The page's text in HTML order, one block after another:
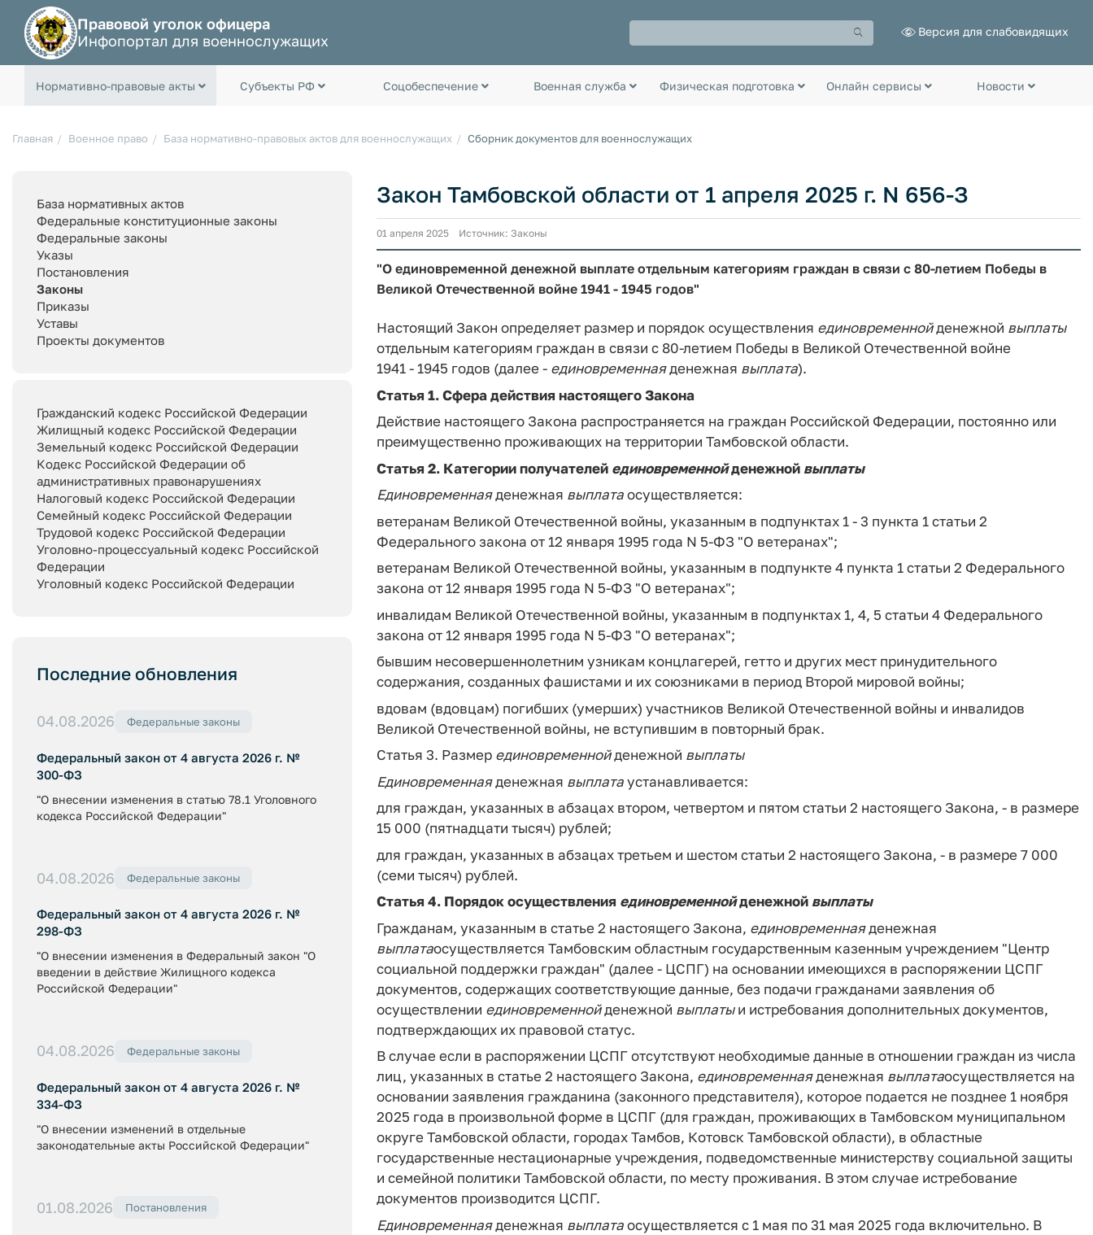
Правовой уголок офицера
Инфопортал для военнослужащих
Версия для слабовидящих
Нормативно-правовые акты Субъекты РФ Соцобеспечение Военная служба Физическая подготовка Онлайн сервисы Новости
Главная Военное право База нормативно-правовых актов для военнослужащих Сборник документов для военнослужащих
База нормативных актов
Федеральные конституционные законы
Федеральные законы
Указы
Постановления
Законы
Приказы
Уставы
Проекты документов
Гражданский кодекс Российской Федерации
Жилищный кодекс Российской Федерации
Земельный кодекс Российской Федерации
Кодекс Российской Федерации об
административных правонарушениях
Налоговый кодекс Российской Федерации
Семейный кодекс Российской Федерации
Трудовой кодекс Российской Федерации
Уголовно-процессуальный кодекс Российской
Федерации
Уголовный кодекс Российской Федерации
Последние обновления
04.08.2026 Федеральные законы
Федеральный закон от 4 августа 2026 г. №
300-ФЗ
"О внесении изменения в статью 78.1 Уголовного
кодекса Российской Федерации"
04.08.2026 Федеральные законы
Федеральный закон от 4 августа 2026 г. №
298-ФЗ
"О внесении изменения в Федеральный закон "О
введении в действие Жилищного кодекса
Российской Федерации"
04.08.2026 Федеральные законы
Федеральный закон от 4 августа 2026 г. №
334-ФЗ
"О внесении изменений в отдельные
законодательные акты Российской Федерации"
01.08.2026 Постановления
Закон Тамбовской области от 1 апреля 2025 г. N 656-З
01 апреля 2025 Источник: Законы
"О единовременной денежной выплате отдельным категориям граждан в связи с 80-летием Победы в
Великой Отечественной войне 1941 - 1945 годов"
Настоящий Закон определяет размер и порядок осуществления единовременнойденежной выплаты
отдельным категориям граждан в связи с 80-летием Победы в Великой Отечественной войне
1941 - 1945 годов (далее - единовременнаяденежная выплата).
Статья 1.Сфера действия настоящего Закона
Действие настоящего Закона распространяется на граждан Российской Федерации, постоянно или
преимущественно проживающих на территории Тамбовской области.
Статья 2. Категории получателей единовременнойденежной выплаты
Единовременнаяденежная выплатаосуществляется:
ветеранам Великой Отечественной войны, указанным в подпунктах 1 - 3 пункта 1 статьи 2
Федерального закона от 12 января 1995 года N 5-ФЗ "О ветеранах";
ветеранам Великой Отечественной войны, указанным в подпункте 4 пункта 1 статьи 2 Федерального
закона от 12 января 1995 года N 5-ФЗ "О ветеранах";
инвалидам Великой Отечественной войны, указанным в подпунктах 1, 4, 5 статьи 4 Федерального
закона от 12 января 1995 года N 5-ФЗ "О ветеранах";
бывшим несовершеннолетним узникам концлагерей, гетто и других мест принудительного
содержания, созданных фашистами и их союзниками в период Второй мировой войны;
вдовам (вдовцам) погибших (умерших) участников Великой Отечественной войны и инвалидов
Великой Отечественной войны, не вступившим в повторный брак.
Статья 3. Размер единовременнойденежной выплаты
Единовременнаяденежная выплатаустанавливается:
для граждан, указанных в абзацах втором, четвертом и пятом статьи 2 настоящего Закона, - в размере
15 000 (пятнадцати тысяч) рублей;
для граждан, указанных в абзацах третьем и шестом статьи 2 настоящего Закона, - в размере 7 000
(семи тысяч) рублей.
Статья 4. Порядок осуществления единовременнойденежной выплаты
Гражданам, указанным в статье 2 настоящего Закона, единовременнаяденежная
выплатаосуществляется Тамбовским областным государственным казенным учреждением "Центр
социальной поддержки граждан" (далее - ЦСПГ) на основании имеющихся в распоряжении ЦСПГ
документов, содержащих соответствующие данные, без подачи гражданами заявления об
осуществлении единовременнойденежной выплатыи истребования дополнительных документов,
подтверждающих их правовой статус.
В случае если в распоряжении ЦСПГ отсутствуют необходимые данные в отношении граждан из числа
лиц, указанных в статье 2 настоящего Закона, единовременнаяденежная выплатаосуществляется на
основании заявления гражданина (законного представителя), которое подается не позднее 1 ноября
2025 года в произвольной форме в ЦСПГ (для граждан, проживающих в Тамбовском муниципальном
округе Тамбовской области, городах Тамбов, Котовск Тамбовской области), в областные
государственные нестационарные учреждения, подведомственные министерству социальной защиты
и семейной политики Тамбовской области, по месту проживания. В этом случае истребование
документов производится ЦСПГ.
Единовременнаяденежная выплатаосуществляется с 1 мая по 31 мая 2025 года включительно. В